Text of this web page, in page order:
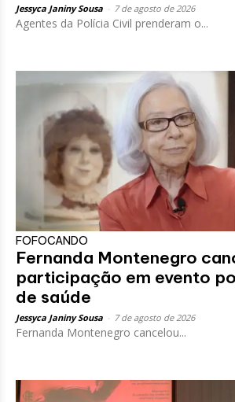
Jessyca Janiny Sousa 7 de agosto de 2026
Agentes da Polícia Civil prenderam o...
FOFOCANDO
Fernanda Montenegro
participação em evento
de saúde
Jessyca Janiny Sousa 7 de agosto de 2026
Fernanda Montenegro cancelou...